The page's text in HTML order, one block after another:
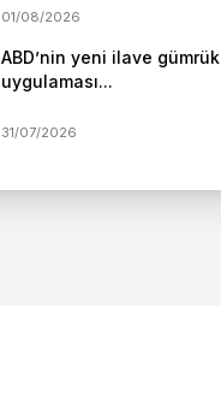
01/08/2026
ABD’nin yeni ilave
uygulaması...
31/07/2026